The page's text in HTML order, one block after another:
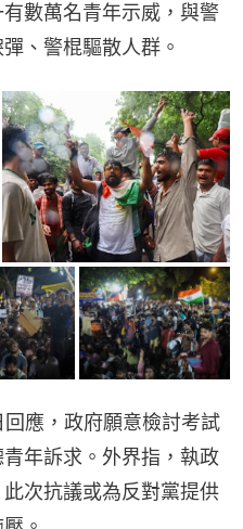
數萬名青年示威，與警
、警棍驅散人群。
應，政府願意檢討考試
年訴求。外界指，執政
次抗議或為反對黨提供